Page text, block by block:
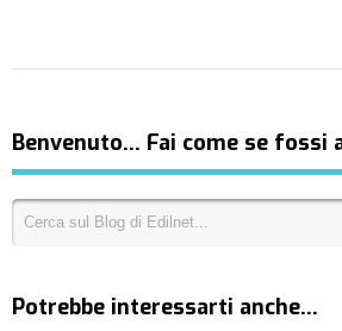
Benvenuto… Fai come se fossi
Potrebbe interessarti anche…